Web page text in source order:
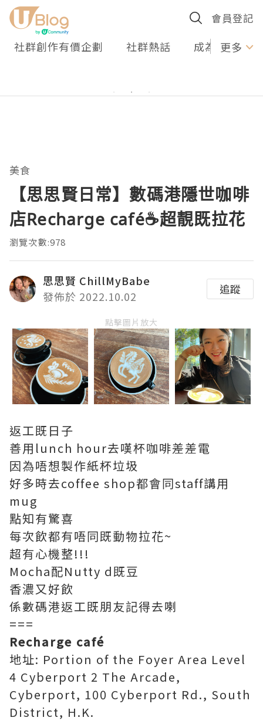
會員登記
社群創作有價企劃 社群熱話 成為U更多
美食
【思思賢日常】數碼港隱世咖啡
店Recharge café☕️超靚既拉花
瀏覽次數:978
思思賢 ChillMyBabe
發佈於 2022.10.02
追蹤
點擊圖片放大
返工既日子
善用lunch hour去嘆杯咖啡差差電
因為唔想製作紙杯垃圾
好多時去coffee shop都會同staff講用
mug
點知有驚喜
每次飲都有唔同既動物拉花~
超有心機整!!!
Mocha配Nutty d既豆
香濃又好飲
係數碼港返工既朋友記得去喇
===
Recharge café
地址: Portion of the Foyer Area Level
4 Cyberport 2 The Arcade,
Cyberport, 100 Cyberport Rd., South
District, H.K.